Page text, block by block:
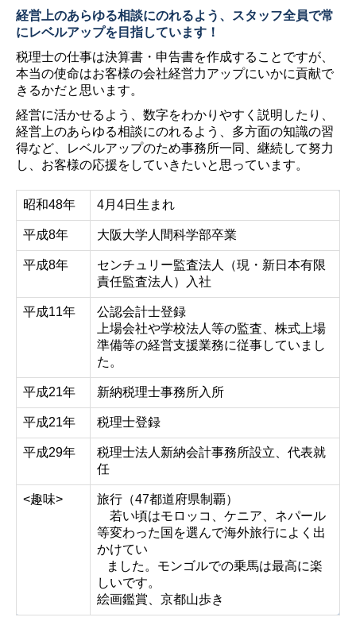
料金表
個人事業主のお客様
相続税・贈与税のお客様
求人情報
経営上のあらゆる相談にのれるよう、
スタッフ全員で常
にレベルアップを 目指しています！
税理士の仕事は決算書・申告書を作成することですが、
本当の使命はお客様の会社経営力アップにいかに貢献で
きるかだと思います。
経営に活かせるよう、数字をわかりやすく説明したり、
経営上のあらゆる相談にのれるよう、多方面の知識の習
得など、レベルアップのため事務所一同、継続して努力
し、お客様の応援をしていきたいと思っています。
昭和48年 4月4日生まれ
平成8年 大阪大学人間科学部卒業
平成8年
センチュリー監査法人（現・新日本有限
責任監査法人）入社
平成11年
公認会計士登録
上場会社や学校法人等の監査、株式上場
準備等の経営支援業務に従事していまし
た。
平成21年 新納税理士事務所入所
平成21年 税理士登録
平成29年
税理士法人新納会計事務所設立、代表就
任
<趣味>
旅行（47都道府県制覇）
若い頃はモロッコ、ケニア、ネパール
等変わった国を選んで海外旅行によく出
かけてい
ました。モンゴルでの乗馬は最高に楽
しいです。
絵画鑑賞、京都山歩き